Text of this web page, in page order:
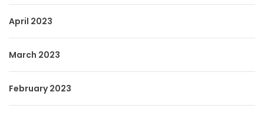
April 2023
March 2023
February 2023